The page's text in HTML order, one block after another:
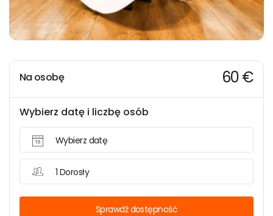
Na osobę 60 €
Wybierz datę i liczbę osób
Wybierz datę
1 Dorosły
Sprawdź dostępność